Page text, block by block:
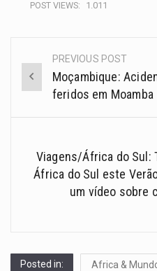
POST VIEWS: 1.011
PREVIOUS POST
Moçambique:
feridos em Moamba
Viagens/África do Sul:
África do Sul este
um vídeo sobre
Posted in: Africa &